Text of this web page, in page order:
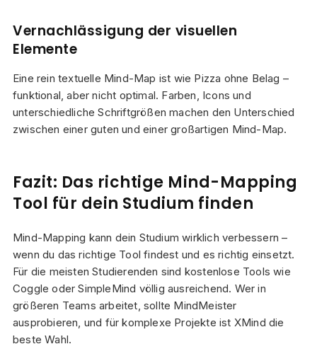
Vernachlässigung der visuellen
Elemente
Eine rein textuelle Mind-Map ist wie Pizza ohne Belag –
funktional, aber nicht optimal. Farben, Icons und
unterschiedliche Schriftgrößen machen den Unterschied
zwischen einer guten und einer großartigen Mind-Map.
Fazit: Das richtige Mind-Mapping
Tool für dein Studium finden
Mind-Mapping kann dein Studium wirklich verbessern –
wenn du das richtige Tool findest und es richtig einsetzt.
Für die meisten Studierenden sind kostenlose Tools wie
Coggle oder SimpleMind völlig ausreichend. Wer in
größeren Teams arbeitet, sollte MindMeister
ausprobieren, und für komplexe Projekte ist XMind die
beste Wahl.